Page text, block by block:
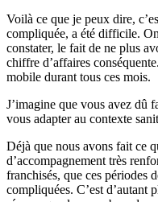
Voilà ce que je peux dire,
compliquée, a été difficile.
constater, le fait de ne plus
chiffre d’affaires
mobile durant tous ces mois.
J’imagine que vous avez dû
vous adapter au contexte
Déjà que nous avons fait ce
d’accompagnement très
franchisés, que ces périodes
compliquées. C’est d’autant